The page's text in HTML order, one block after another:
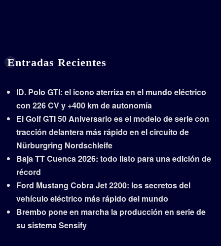
Entradas Recientes
ID. Polo GTI: el icono aterriza en el mundo eléctrico
con 226 CV y +400 km de autonomía
El Golf GTI 50 Aniversario es el modelo de serie con
tracción delantera más rápido en el circuito de
Nürburgring Nordschleife
Baja TT Cuenca 2026: todo listo para una edición de
récord
Ford Mustang Cobra Jet 2200: los secretos del
vehículo eléctrico más rápido del mundo
Brembo pone en marcha la producción en serie de
su sistema Sensify